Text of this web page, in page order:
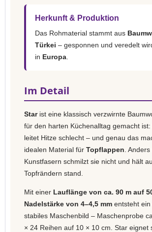
Herkunft & Produktion
Das Rohmaterial stammt aus
Türkei – gesponnen und veredelt
in Europa
Im Detail
Starist eine klassisch verzwirnte
für den harten Küchenalltag gemacht
leitet Hitze schlecht – und genau das
idealen Material für Topflappen .
Kunstfasern schmilzt sie nicht und hält
Topfrändern stand.
Mit einer Lauflänge von ca. 90 m auf
Nadelstärke von 4–4,5 mm entsteht ein
stabiles Maschenbild – Maschenprobe
× 24 Reihen auf 10 × 10 cm. Star eignet